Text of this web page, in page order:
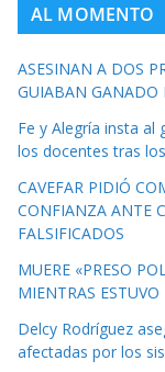
AL MOMENTO
ASESINAN A DOS
GUIABAN GANADO
Fe y Alegría insta al
los docentes tras
CAVEFAR PIDIÓ
CONFIANZA ANTE
FALSIFICADOS
MUERE «PRESO
MIENTRAS
Delcy Rodríguez
afectadas por los